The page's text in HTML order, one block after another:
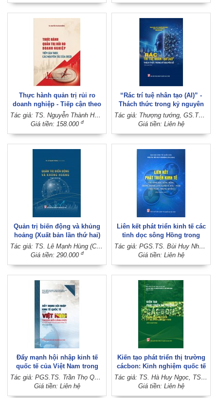
Thực hành quản trị rủi ro
doanh nghiệp - Tiếp cận theo
các nguyên tắc của OECDTác giả: TS. Nguyễn Thành Hưởng
Giá tiền: 158.000 đ
“Rác trí tuệ nhân tạo (AI)” -
Thách thức trong kỷ nguyên
số (Sách chuyên khảo) Tác giả: Thượng tướng, GS.TS. Nguyễn Văn Thành - Thiếu tá, ThS. Cù Xuân Vũ (Đồng chủ biên)
Giá tiền: Liên hệ
Quản trị biến động và khủng
hoảng (Xuất bản lần thứ hai)
Tác giả: TS. Lê Mạnh Hùng (Chủ biên)
Giá tiền: 290.000 đ
Liên kết phát triển kinh tế các
tỉnh dọc sông Hồng trong
hành lang kinh tế Bắc - Nam
(Việt Nam - Trung Quốc) (Sách
Tác giả: PGS.TS. Bùi Huy Nhượng (Chủ biên)
Giá tiền: Liên hệ
Đẩy mạnh hội nhập kinh tế
quốc tế của Việt Nam trong
bối cảnh mới: Từ góc nhìn
ngoại giao kinh tế (Sách
Tác giả: PGS.TS. Trần Thọ Quang, PGS.TS. Phạm Quốc Thành, TS. Nguyễn Đức Thọ, TS. Nguyễn Thị Thanh Vân (Đồng chủ biên)
Giá tiền: Liên hệ
Kiến tạo phát triển thị trường
cácbon: Kinh nghiệm quốc tế
và lộ trình cho Việt Nam (Sách
chuyên khảo)
Tác giả: TS. Hà Huy Ngọc, TS. Nguyễn Thị Liễu, TS. Đào Minh Trang (Đồng chủ biên) (Viện Kinh tế Việt Nam và thế giới)
Giá tiền: Liên hệ